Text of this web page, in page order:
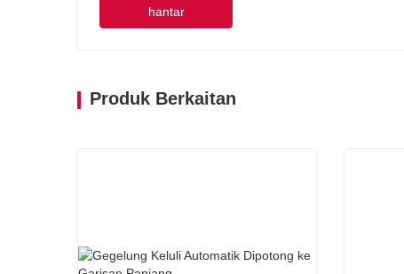
hantar
Produk Berkaitan